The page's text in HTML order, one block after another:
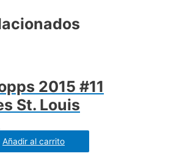
2015 #11
St. Louis
Añadir al carrito